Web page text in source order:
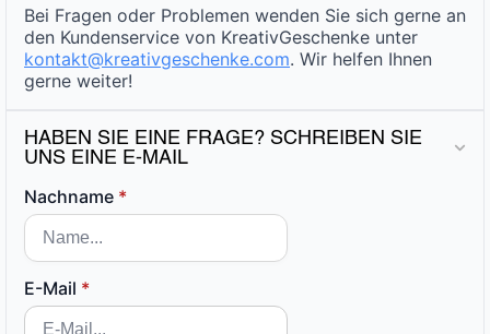
Bei Fragen oder Problemen wenden Sie sich gerne an
den Kundenservice von KreativGeschenke unter
kontakt@kreativgeschenke.com. Wir helfen Ihnen
gerne weiter!
HABEN SIE EINE FRAGE? SCHREIBEN SIE
UNS EINE E-MAIL
Nachname *
E-Mail *